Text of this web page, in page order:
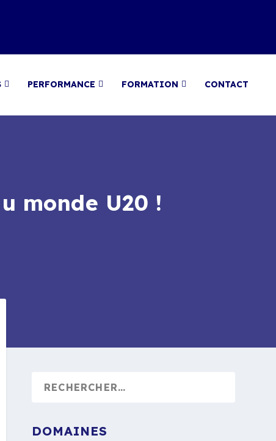
PERFORMANCE FORMATION CONTACT
monde U20 !
DOMAINES